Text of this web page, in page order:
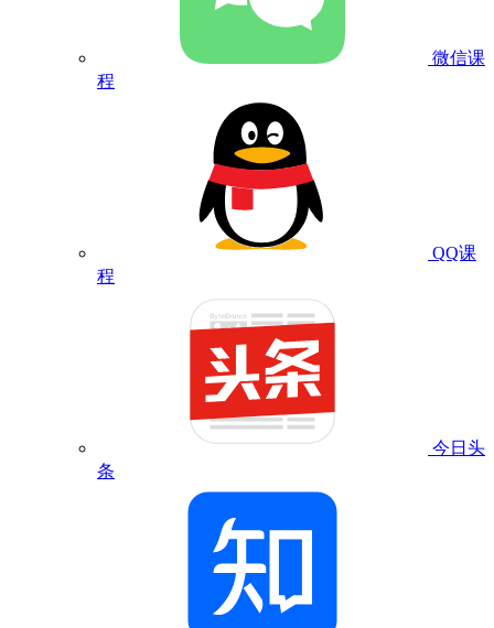
微信课
程
QQ课
程
今日头
条